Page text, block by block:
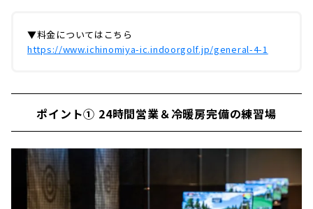
▼料金についてはこちら
https://www.ichinomiya-ic.indoorgolf.jp/general-4-1
ポイント① 24時間営業＆冷暖房完備の練習場